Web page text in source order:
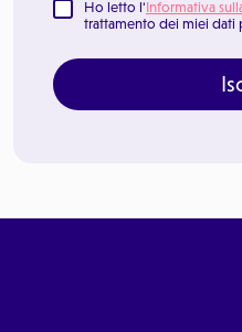
Ho letto l'Informativa
trattamento dei miei dati